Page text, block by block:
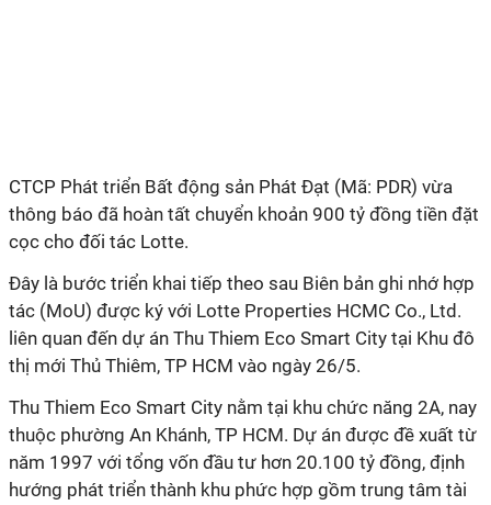
CTCP Phát triển Bất động sản Phát Đạt (Mã: PDR) vừa
thông báo đã hoàn tất chuyển khoản 900 tỷ đồng tiền đặt
cọc cho đối tác Lotte.
Đây là bước triển khai tiếp theo sau Biên bản ghi nhớ hợp
tác (MoU) được ký với Lotte Properties HCMC Co., Ltd.
liên quan đến dự án Thu Thiem Eco Smart City tại Khu đô
thị mới Thủ Thiêm, TP HCM vào ngày 26/5.
Thu Thiem Eco Smart City nằm tại khu chức năng 2A, nay
thuộc phường An Khánh, TP HCM. Dự án được đề xuất từ
năm 1997 với tổng vốn đầu tư hơn 20.100 tỷ đồng, định
hướng phát triển thành khu phức hợp gồm trung tâm tài